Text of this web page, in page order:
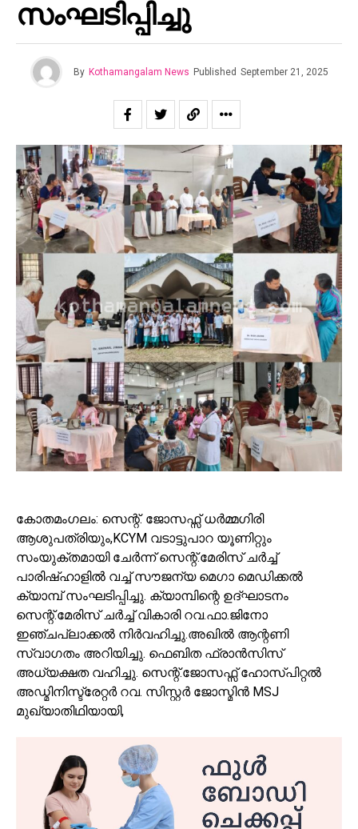
സംഘടിപ്പിച്ചു
By Kothamangalam News Published September 21, 2025
കോതമംഗലം: സെന്റ്. ജോസഫ്സ് ധർമ്മഗിരി
ആശുപത്രിയും,KCYM വടാട്ടുപാറ യൂണിറ്റും
സംയുക്തമായി ചേർന്ന് സെന്റ്‌.മേരിസ് ചർച്ച്
പാരിഷ്ഹാളിൽ വച്ച് സൗജന്യ മെഗാ മെഡിക്കൽ
ക്യാമ്പ് സംഘടിപ്പിച്ചു. ക്യാമ്പിന്റെ ഉദ്ഘാടനം
സെന്റ്‌.മേരിസ് ചർച്ച് വികാരി റവ.ഫാ.ജിനോ
ഇഞ്ചപ്ലാക്കൽ നിർവഹിച്ചു.അഖിൽ ആന്റണി
സ്വാഗതം അറിയിച്ചു. ഫെബിത ഫ്രാൻസിസ്
അധ്യക്ഷത വഹിച്ചു. സെന്റ്‌.ജോസഫ്സ് ഹോസ്പിറ്റൽ
അഡ്മിനിസ്ട്രേറ്റർ റവ. സിസ്റ്റർ ജോസ്മിൻ MSJ
മുഖ്യാതിഥിയായി,